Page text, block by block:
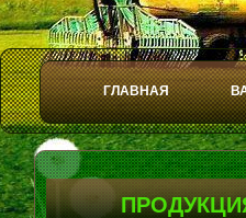
ГЛАВНАЯ
Play
Stop